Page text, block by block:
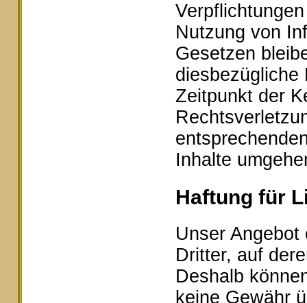
Nutzung von
Gesetzen
diesbezügliche
Zeitpunkt der
Inhalte
Haftung für
Unser
Dritter, auf
Deshalb
keine Gewähr